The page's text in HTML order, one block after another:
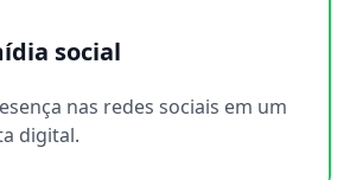
social
nas redes sociais em um
digital.